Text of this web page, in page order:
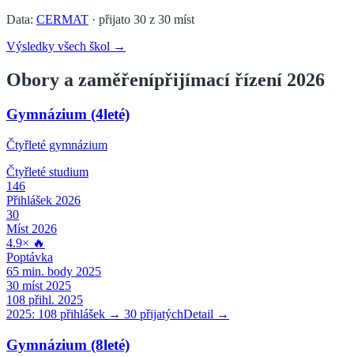
Data: CERMAT · přijato 30 z 30 míst
Výsledky všech škol →
Obory a zaměřenípřijímací řízení 2026
Gymnázium (4leté)
Čtyřleté gymnázium
Čtyřleté studium
146
Přihlášek 2026
30
Míst 2026
4.9× 🔥
Poptávka
65 min. body 2025
30 míst 2025
108 přihl. 2025
2025: 108 přihlášek → 30 přijatýchDetail →
Gymnázium (8leté)